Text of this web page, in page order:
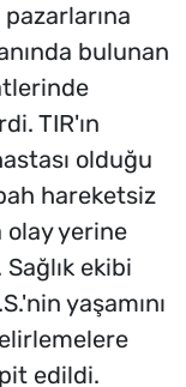
bulunan
TIR'ın
olduğu
hareketsiz
yerine
ekibi
yaşamını
edildi.